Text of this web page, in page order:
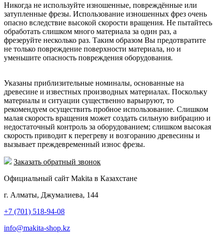
Никогда не используйте изношенные, повреждённые или
затупленные фрезы. Использование изношенных фрез очень
опасно вследствие высокой скорости вращения. Не пытайтесь
обработать слишком много материала за один раз, а
фрезеруйте несколько раз. Таким образом Вы предотвратите
не только повреждение поверхности материала, но и
уменьшите опасность повреждения оборудования.
Указаны приблизительные номиналы, основанные на
древесине и известных производных материалах. Поскольку
материалы и ситуации существенно варьируют, то
рекомендуем осуществить пробное использование. Слишком
малая скорость вращения может создать сильную вибрацию и
недостаточный контроль за оборудованием; слишком высокая
скорость приводит к перегреву и возгоранию древесины и
вызывает преждевременный износ фрезы.
Заказать обратный звонок
Официальный сайт Makita в Казахстане
г. Алматы, Джумалиева, 144
+7 (701) 518-94-08
info@makita-shop.kz